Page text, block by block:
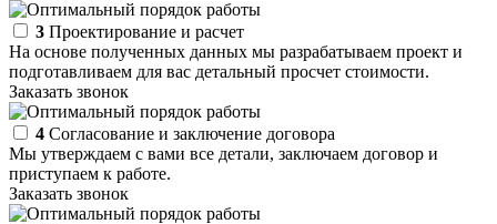
3 Проектирование и расчет
На основе полученных данных мы разрабатываем проект и
подготавливаем для вас детальный просчет стоимости.
Заказать звонок
4 Согласование и заключение договора
Мы утверждаем с вами все детали, заключаем договор и
приступаем к работе.
Заказать звонок